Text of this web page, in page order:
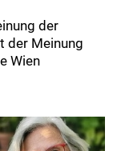
der
der Meinung
Wien